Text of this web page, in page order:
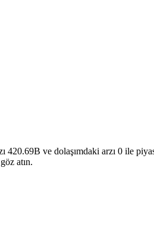
ve dolaşımdaki arzı 0 ile
atın.